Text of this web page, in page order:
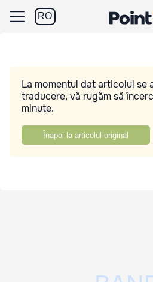
RO
La momentul dat articolul se
traducere, vă rugăm să
minute.
Înapoi la articolul original